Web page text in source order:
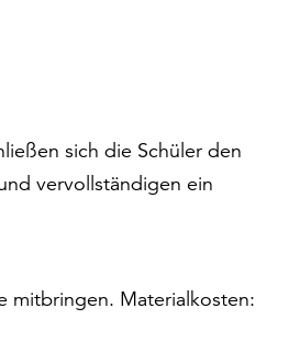
sich die Schüler den
vervollständigen ein
mitbringen. Materialkosten: